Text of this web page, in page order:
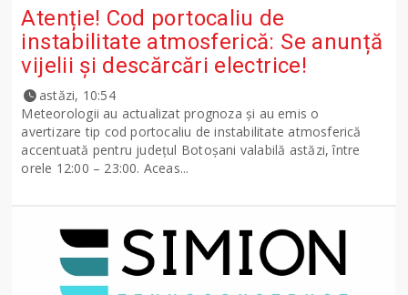
Atenție! Cod portocaliu de
instabilitate atmosferică: Se anunță
vijelii și descărcări electrice!
astăzi, 10:54
Meteorologii au actualizat prognoza și au emis o
avertizare tip cod portocaliu de instabilitate atmosferică
accentuată pentru județul Botoșani valabilă astăzi, între
orele 12:00 – 23:00. Aceas...